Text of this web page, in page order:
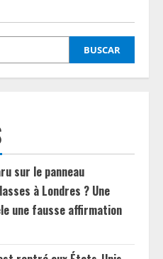
BUSCAR
sur le panneau
à Londres ? Une
une fausse affirmation